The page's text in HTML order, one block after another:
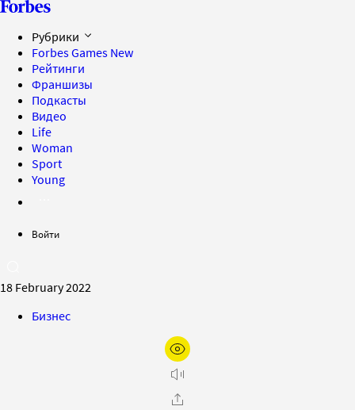
Рубрики
Forbes Games New
Рейтинги
Франшизы
Подкасты
Видео
Life
Woman
Sport
Young
Войти
18 February 2022
Бизнес